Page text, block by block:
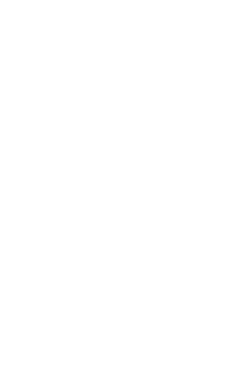
第三方通路合作夥伴購買服務訂
條款適用。
惠
時適用的價格自動續購，直到閣下
格 (包括任何續購價格) 可能有所
通知閣下。
權。
布的屆時最新的適用價格 (加上任
收取訂購授權費用 (以下統稱「
果閣下從我們這裡購買，我們 (或我
方) 將儲存閣下的付款資訊並在訂
向閣下收費，直到閣下取消或我們
下對服務的存取或使用為止。購買
意本 LSA 並選擇購買服務訂購授
訂購授權具有定期付款功能，並且
取消訂購授權之前，閣下對所